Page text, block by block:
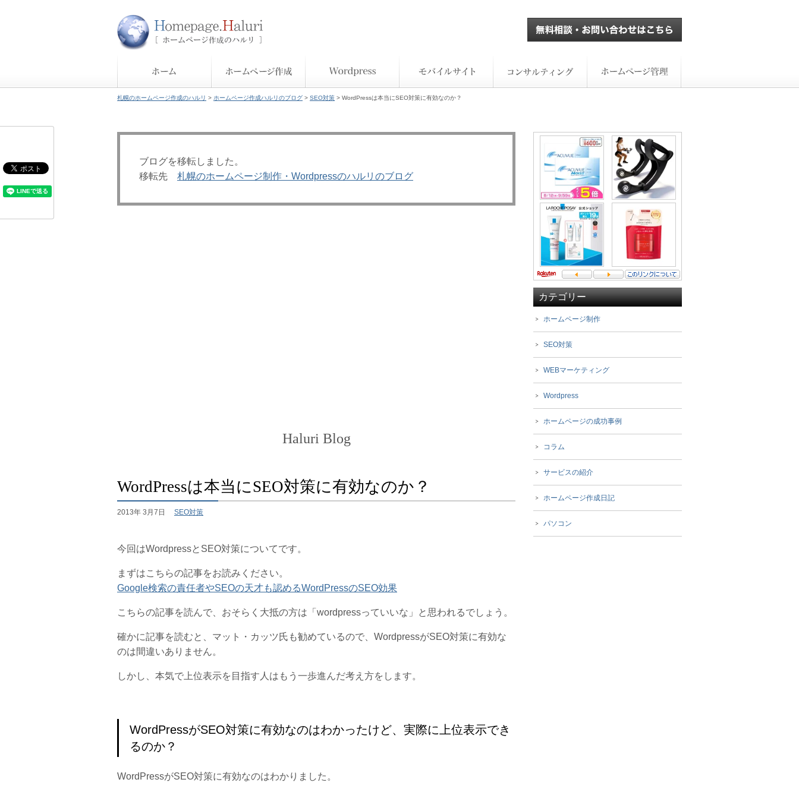
札幌のホームページ作成のハルリ > ホームページ作成ハルリのブログ > SEO対策 > WordPressは本当にSEO対策に有効なのか？
ブログを移転しました。
移転先 札幌のホームページ制作・Wordpressのハルリのブログ
Haluri Blog
WordPressは本当にSEO対策に有効なのか？
2013年 3月7日 SEO対策
今回はWordpressとSEO対策についてです。
まずはこちらの記事をお読みください。
Google検索の責任者やSEOの天才も認めるWordPressのSEO効果
こちらの記事を読んで、おそらく大抵の方は「wordpressっていいな」と思われるでしょう。
確かに記事を読むと、マット・カッツ氏も勧めているので、WordpressがSEO対策に有効な
のは間違いありません。
しかし、本気で上位表示を目指す人はもう一歩進んだ考え方をします。
WordPressがSEO対策に有効なのはわかったけど、実際に上位表示でき
るのか？
WordPressがSEO対策に有効なのはわかりました。
カテゴリー
ホームページ制作
SEO対策
WEBマーケティング
Wordpress
ホームページの成功事例
コラム
サービスの紹介
ホームページ作成日記
パソコン